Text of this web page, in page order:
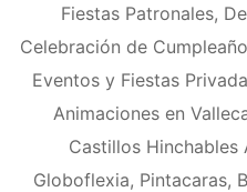
Fiestas Patronales,
Celebración de
Eventos y Fiestas
Animaciones en
Castillos Hinchables
Globoflexia, Pintacaras,